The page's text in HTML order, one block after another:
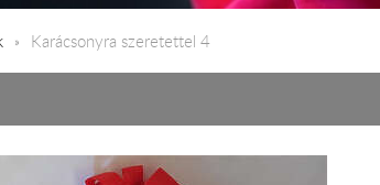
Karácsonyra szeretettel 4